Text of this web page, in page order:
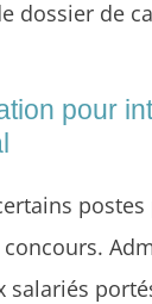
dossier de
pour
salariés